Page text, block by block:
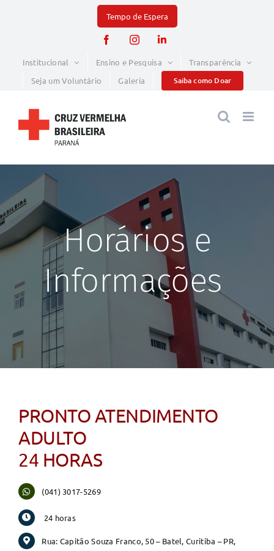
FacebookInstagramLinkedIn
Institucional Ensino e Pesquisa
Transparência
Seja um Voluntário
Galeria Saiba como Doar
Horários e
Informações
PRONTO ATENDIMENTO
ADULTO
24 HORAS
(041) 3017-5269
24 horas
Rua: Capitão Souza Franco, 50 – Batel, Curitiba – PR,